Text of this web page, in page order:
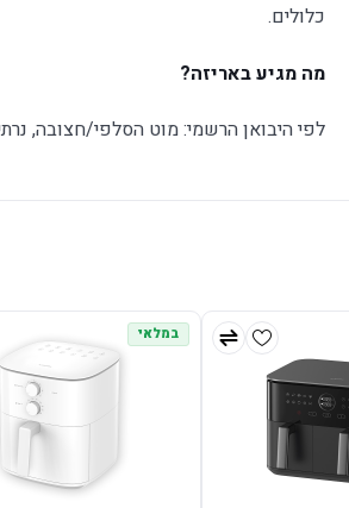
כלולים.
מה מגיע באריזה?
לפי היבואן הרשמי: מוט הסלפי/חצובה,
במלאי